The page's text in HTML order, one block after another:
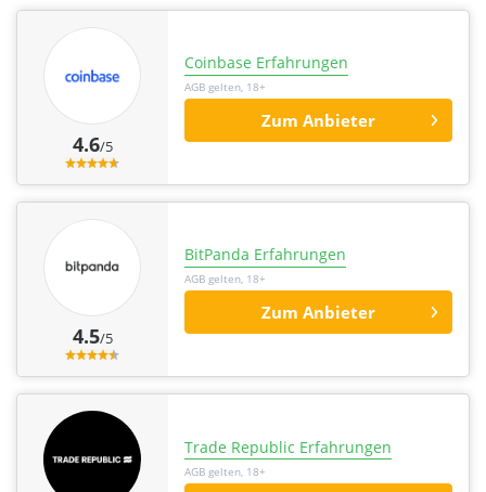
4.6/5
Coinbase Erfahrungen
AGB gelten, 18+
Zum Anbieter
4.5/5
BitPanda Erfahrungen
AGB gelten, 18+
Zum Anbieter
Trade Republic Erfahrungen
AGB gelten, 18+